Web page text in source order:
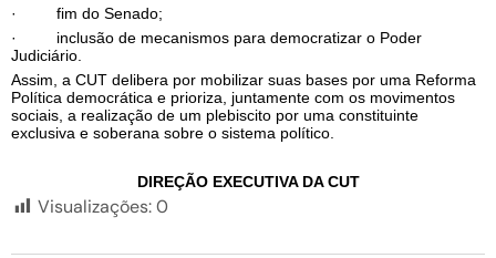
· fim do Senado;
· inclusão de mecanismos para democratizar o Poder
Judiciário.
Assim, a CUT delibera por mobilizar suas bases por uma Reforma
Política democrática e prioriza, juntamente com os movimentos
sociais, a realização de um plebiscito por uma constituinte
exclusiva e soberana sobre o sistema político.
DIREÇÃO EXECUTIVA DA CUT
Visualizações:0